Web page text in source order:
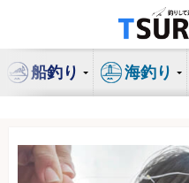
ン
船釣り 海釣り